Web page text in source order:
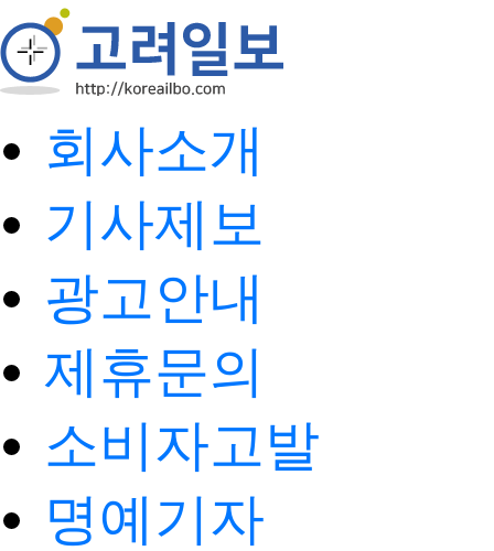
회사소개
기사제보
광고안내
제휴문의
소비자고발
명예기자